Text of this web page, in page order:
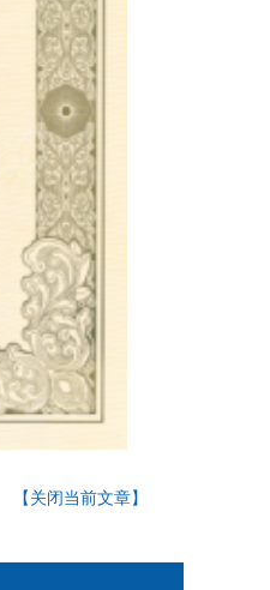
【关闭当前文章】